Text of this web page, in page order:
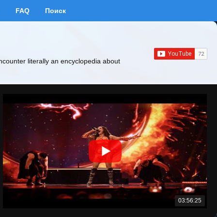
FAQ Поиск
literally an encyclopedia about
03:56:25